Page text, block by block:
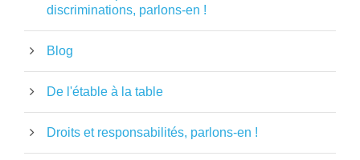
discriminations, parlons-en !
Blog
De l'étable à la table
Droits et responsabilités, parlons-en !